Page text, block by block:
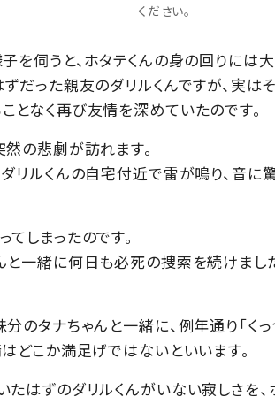
ください。
を伺うと、ホタテくんの身の回りには
だった親友のダリルくんですが、実は
となく再び友情を深めていたのです。
の悲劇が訪れます。
リルくんの自宅付近で雷が鳴り、音に
しまったのです。
と一緒に何日も必死の捜索を続けまし
のタナちゃんと一緒に、例年通り「く
どこか満足げではないといいます。
はずのダリルくんがいない寂しさを